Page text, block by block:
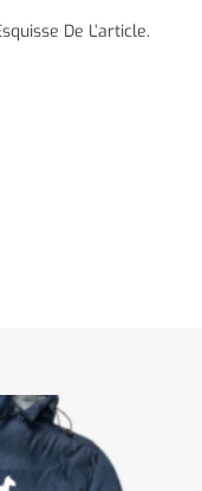
De L’article.